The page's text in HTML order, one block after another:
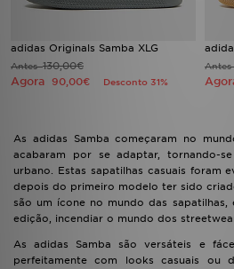
adidas Originals Samba XLG
Antes130,00€
Agora 90,00€ Desconto 31%
As adidas Samba começaram no
acabaram por se adaptar, tornando-
urbano. Estas sapatilhas casuais foram
depois do primeiro modelo ter sido
são um ícone no mundo das
edição, incendiar o mundo dos
As adidas Samba são versáteis e
perfeitamente com looks casuais ou